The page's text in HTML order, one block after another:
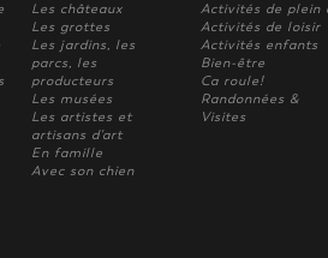
Les châteaux
Les grottes
Les jardins, les
parcs, les
producteurs
Les musées
Les artistes et
artisans d'art
En famille
Avec son chien
Activités de plein
Activités de loisir
Activités enfants
Bien-être
Ca roule!
Randonnées &
Visites